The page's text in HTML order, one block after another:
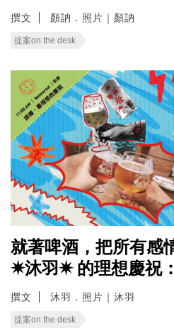
撰文 顏訥．照片｜顏訥
提案on the desk
就著啤酒，把所有感
✷沐羽✷ 的理想慶祝
撰文 沐羽．照片｜沐羽
提案on the desk